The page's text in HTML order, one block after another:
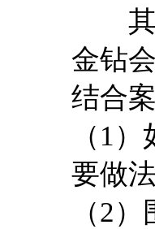
其中
金钻
结合
（1
要做
（2